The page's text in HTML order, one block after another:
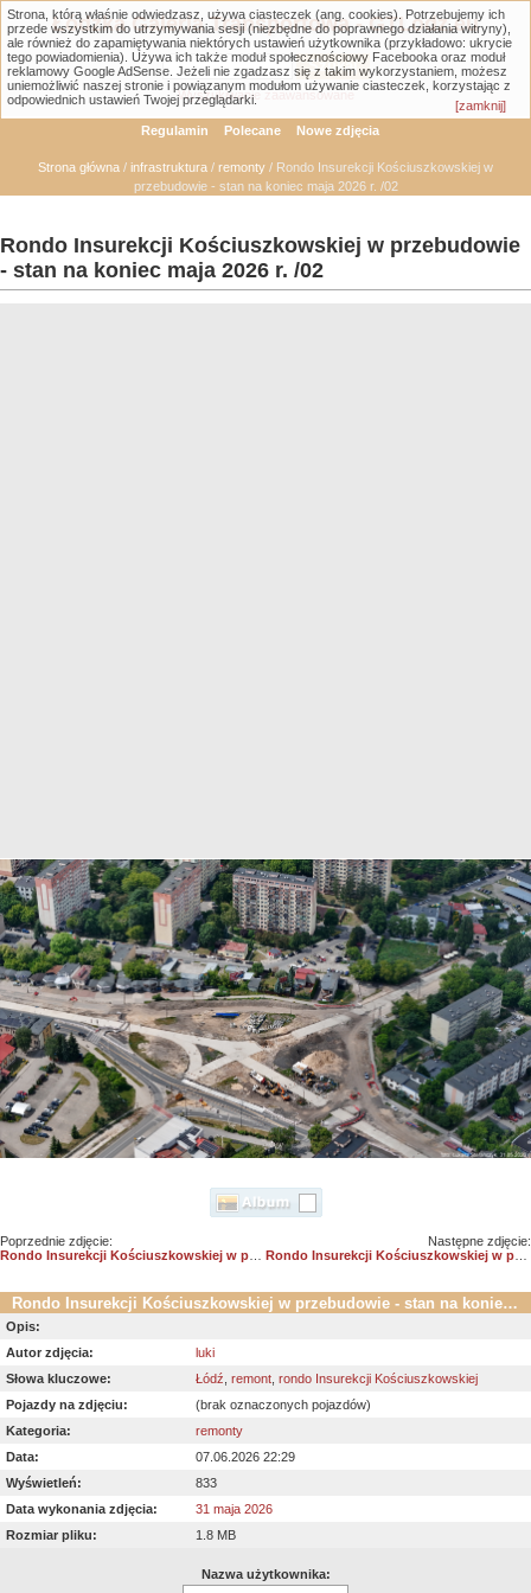
Łódzka Galeria Transportowa - GTLodz.eu
Wyszukiwanie zaawansowane
Regulamin Polecane Nowe zdjęcia
Strona główna / infrastruktura / remonty / Rondo Insurekcji Kościuszkowskiej w
przebudowie - stan na koniec maja 2026 r. /02
Rondo Insurekcji Kościuszkowskiej w przebudowie
- stan na koniec maja 2026 r. /02
Poprzednie zdjęcie:
Rondo Insurekcji Kościuszkowskiej w przebudowie - stan na koniec maja 2026 r. /01
Następne zdjęcie:
Rondo Insurekcji Kościuszkowskiej w przebudowie - stan na koniec maja 2026 r. /03
Rondo Insurekcji Kościuszkowskiej w przebudowie - stan na koniec maja 2026 r. /02
Opis:
Autor zdjęcia:
luki
Słowa kluczowe:
Łódź remont rondo Insurekcji Kościuszkowskiej
Pojazdy na zdjęciu:
(brak oznaczonych pojazdów)
Kategoria:
remonty
Data:
07.06.2026 22:29
Wyświetleń:
833
Data wykonania zdjęcia:
31 maja 2026
Rozmiar pliku:
1.8 MB
Nazwa użytkownika:
Strona, którą właśnie odwiedzasz, używa ciasteczek (ang. cookies). Potrzebujemy ich
przede wszystkim do utrzymywania sesji (niezbędne do poprawnego działania witryny),
ale również do zapamiętywania niektórych ustawień użytkownika (przykładowo: ukrycie
tego powiadomienia). Używa ich także moduł społecznościowy Facebooka oraz moduł
reklamowy Google AdSense. Jeżeli nie zgadzasz się z takim wykorzystaniem, możesz
uniemożliwić naszej stronie i powiązanym modułom używanie ciasteczek, korzystając z
odpowiednich ustawień Twojej przeglądarki.
[zamknij]